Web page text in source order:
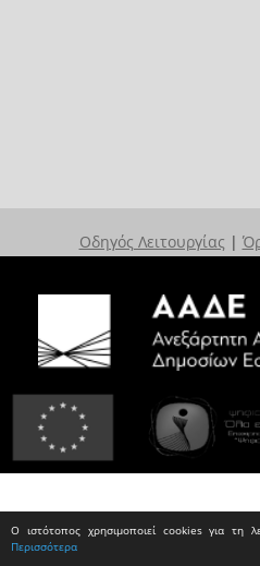
Ο ιστότοπος χρησιμοποιεί cookies για τη
Περισσότερα
Οδηγός Λειτουργίας |